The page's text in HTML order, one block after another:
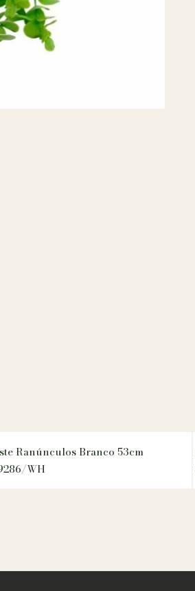
Ranúnculos Branco 53cm
WH